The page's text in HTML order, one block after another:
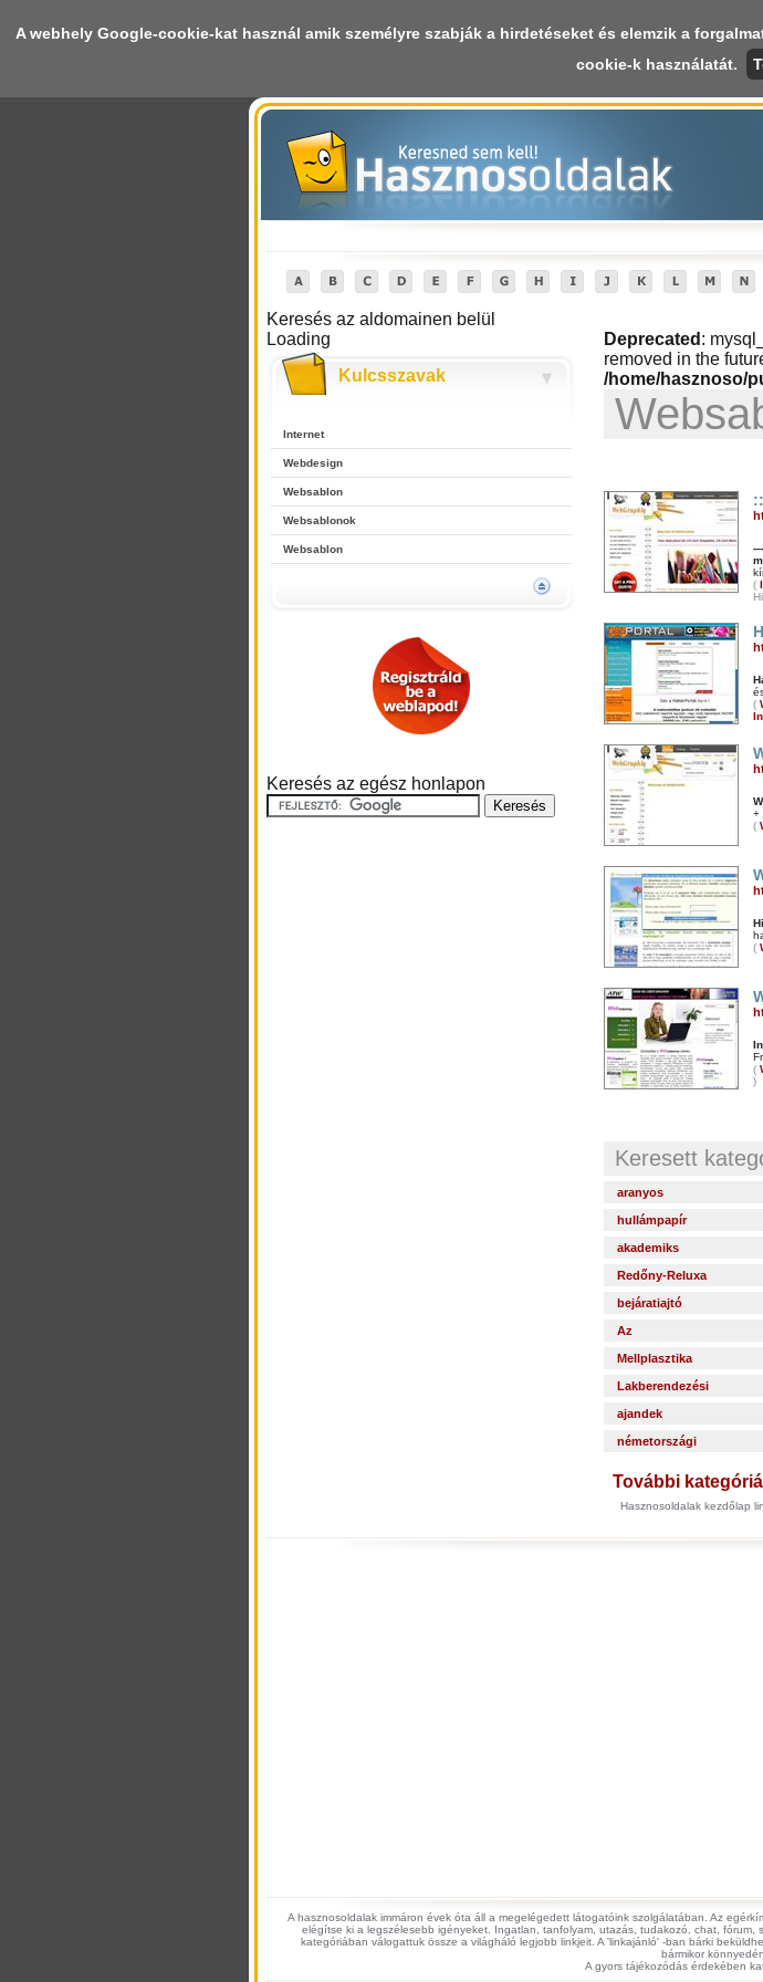
Deprecated: mysql_connect(): The mysql extension is deprecated and will be removed in the future: use
Keresés az aldomainen belül
Loading
Kulcsszavak
Internet
Webdesign
Websablon
Websablonok
Websablon
Keresés az egész honlapon
Deprecated :
removed in the
/home/hasznoso/
(
(
+
(
(
(
)
Keresett
aranyos
hullámpapír
akademiks
Redőny-Reluxa
bejáratiajtó
Az
Mellplasztika
Lakberendezési
ajandek
németországi
További
Hasznosoldalak kezdőlap
A hasznosoldalak immáron évek óta áll a megelégedett látogatóink szolgálatában. Az
elégítse ki a legszélesebb igényeket. Ingatlan, tanfolyam, utazás, tudakozó, chat,
kategóriában válogattuk össze a világháló legjobb linkjeit. A 'linkajánló' -ban bárki
bármikor
A gyors tájékozódás érdekében
A webhely Google-cookie-kat használ amik személyre szabják a hirdetéseket és elemzik a
cookie-k használatát.